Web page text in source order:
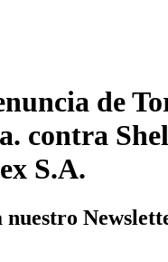
de
contra
S.A.
nuestro